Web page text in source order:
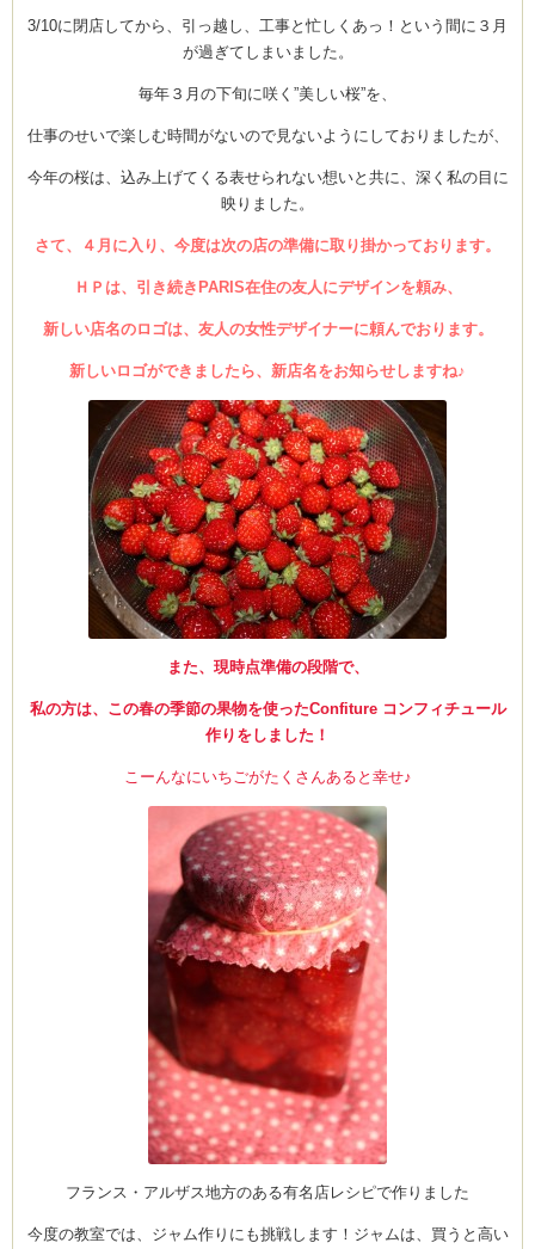
3/10に閉店してから、引っ越し、工事と忙しくあっ！という間に３月
が過ぎてしまいました。
毎年３月の下旬に咲く”美しい桜”を、
仕事のせいで楽しむ時間がないので見ないようにしておりましたが、
今年の桜は、込み上げてくる表せられない想いと共に、深く私の目に
映りました。
さて、４月に入り、今度は次の店の準備に取り掛かっております。
ＨＰは、引き続きPARIS在住の友人にデザインを頼み、
新しい店名のロゴは、友人の女性デザイナーに頼んでおります。
新しいロゴができましたら、新店名をお知らせしますね♪
また、現時点準備の段階で、
私の方は、この春の季節の果物を使ったConfiture コンフィチュール
作りをしました！
こーんなにいちごがたくさんあると幸せ♪
フランス・アルザス地方のある有名店レシピで作りました
今度の教室では、ジャム作りにも挑戦します！ジャムは、買うと高い